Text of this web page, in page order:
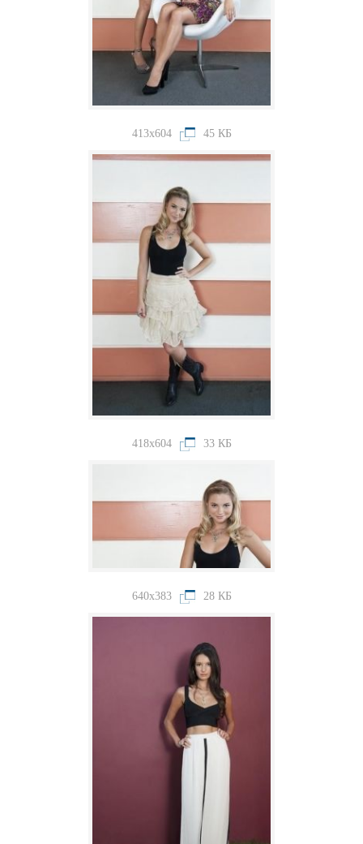
413x604 45 КБ
418x604 33 КБ
640x383 28 КБ